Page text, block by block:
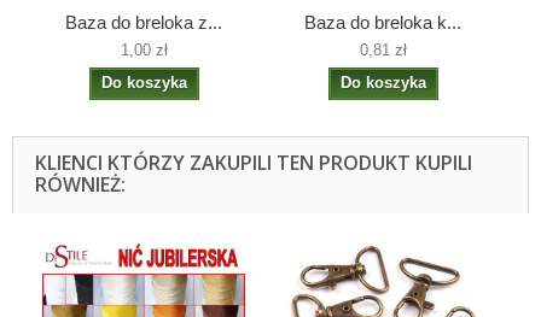
Baza do breloka z...
1,00 zł
Do koszyka
Baza do breloka k...
0,81 zł
Do koszyka
KLIENCI KTÓRZY ZAKUPILI TEN PRODUKT KUPILI
RÓWNIEŻ: